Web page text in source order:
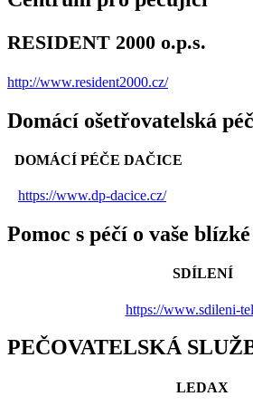
RESIDENT 2000 o.p.s.
http://www.resident2000.cz/
Domácí ošetřovatelská
DOMÁCÍ PÉČE DAČICE
https://www.dp-dacice.cz/
Pomoc s péčí o vaše blízké
SDÍLENÍ
https://www.sdileni-
PEČOVATELSKÁ
LEDAX